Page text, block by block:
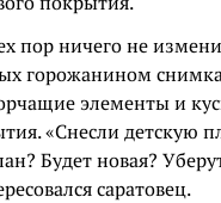
пор ничего не
горожанином
элементы и
«Снесли детскую
Будет новая?
саратовец.